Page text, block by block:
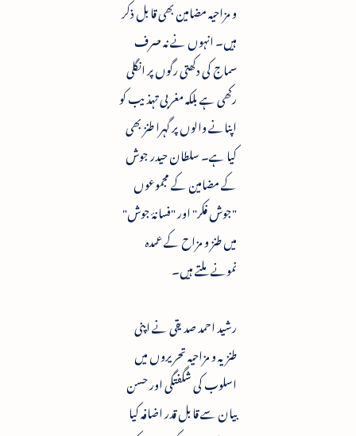
و مزاحیہ مضامین بھی قابل ذکر
ہیں۔ انہوں نے نہ صرف
سماج کی دکھتی رگوں پر انگلی
رکھی ہے بلکہ مغربی تہذیب کو
اپنانے والوں پر گہرا طنز بھی
کیا ہے۔ سلطان حیدر جوش
کے مضامین کے مجموعوں
"جوش فکر" اور "فسانۂ جوش"
میں طنز و مزاح کے عمدہ
نمونے ملتے ہیں۔
رشید احمد صدیقی نے اپنی
طنزیہ و مزاحیہ تحریروں میں
اسلوب کی شگفتگی اور حسن
بیان سے قابل قدر اضافہ کیا